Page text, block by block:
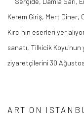
Kerem Giriş, Mert Diner,
Kırcı'nın eserleri yer
sanatı, Tilkicik Koyu'nun
ziyaretçilerini 30
ART ON